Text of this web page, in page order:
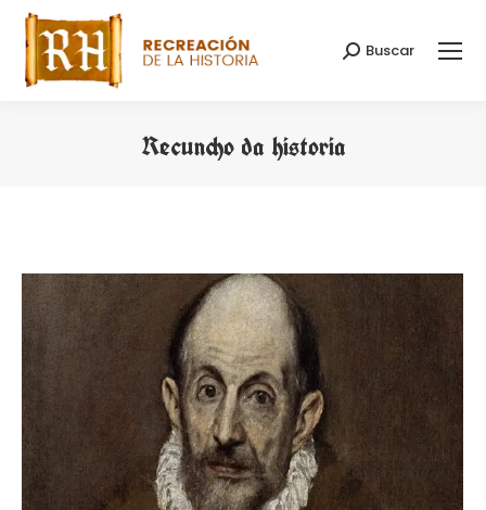
Search:
Buscar
Recuncho da historia